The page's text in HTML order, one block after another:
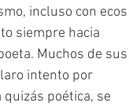
incluso con ecos
siempre hacia
Muchos de sus
intento por
poética, se